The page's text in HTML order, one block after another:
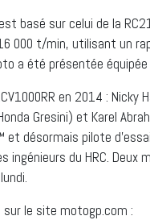
basé sur celui de la
000 t/min, utilisant un
a été présentée
en 2014 :
Gresini) et Karel
et désormais pilote
ingénieurs du HRC.
le site motogp.com :